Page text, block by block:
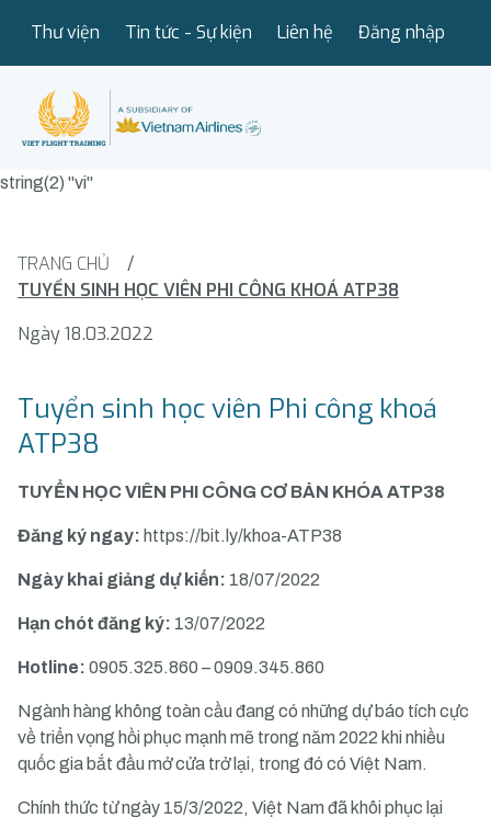
Thư viện Tin tức - Sự kiện Liên hệ Đăng nhập
string(2) "vi"
TRANG CHỦ
/
TUYỂN SINH HỌC VIÊN PHI CÔNG KHOÁ ATP38
Ngày 18.03.2022
Tuyển sinh học viên Phi công khoá
ATP38
TUYỂN HỌC VIÊN PHI CÔNG CƠ BẢN KHÓA ATP38
Đăng ký ngay: https://bit.ly/khoa-ATP38
Ngày khai giảng dự kiến: 18/07/2022
Hạn chót đăng ký: 13/07/2022
Hotline: 0905.325.860 – 0909.345.860
Ngành hàng không toàn cầu đang có những dự báo tích cực
về triển vọng hồi phục mạnh mẽ trong năm 2022 khi nhiều
quốc gia bắt đầu mở cửa trở lại, trong đó có Việt Nam.
Chính thức từ ngày 15/3/2022, Việt Nam đã khôi phục lại